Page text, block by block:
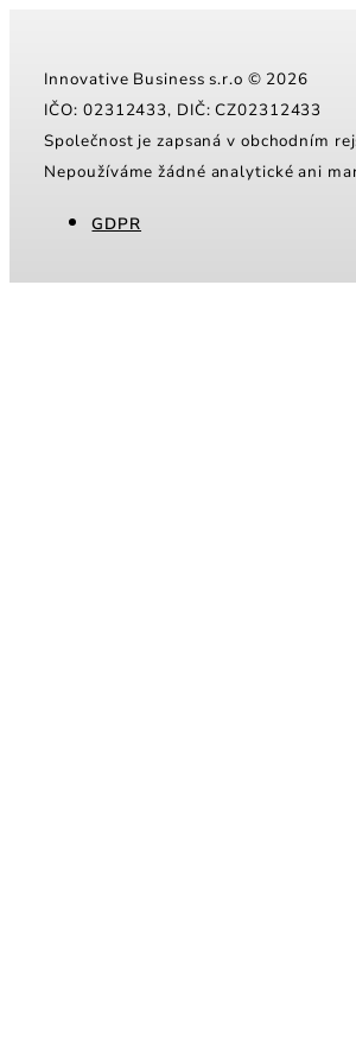
Innovative Business s.r.o © 2026
IČO: 02312433, DIČ: CZ02312433
Společnost je zapsaná v obchodním
Nepoužíváme žádné analytické ani
GDPR